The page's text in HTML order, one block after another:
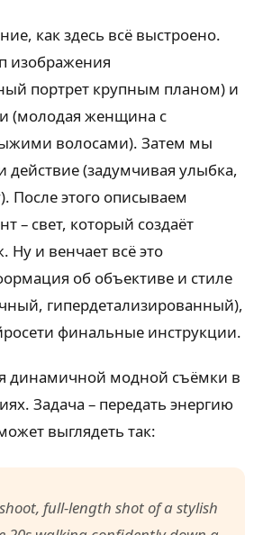
как здесь всё выстроено.
изображения
портрет крупным планом) и
(молодая женщина с
волосами). Затем мы
(задумчивая улыбка,
После этого описываем
– свет, который создаёт
и венчает всё это
об объективе и стиле
гипердетализированный),
финальные инструкции.
динамичной модной съёмки в
Задача – передать энергию
выглядеть так:
full-length shot of a stylish